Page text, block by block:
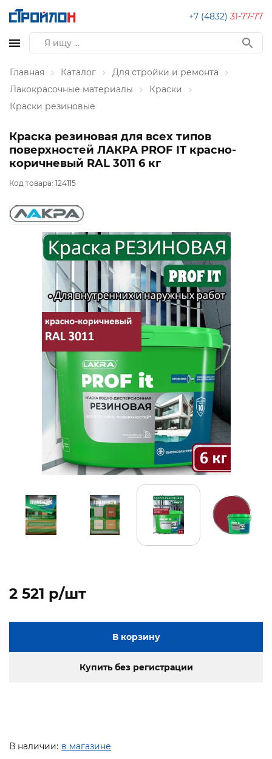
+7 (4832) 31-77-77
Главная Каталог
Для стройки и ремонта
Лакокрасочные материалы
Краски
Краски резиновые
Краска резиновая для всех типов
поверхностей ЛАКРА PROF IT красно-
коричневый RAL 3011 6 кг
Код товара: 124115
2 521 p/шт
В корзину
Купить без регистрации
В наличии: в магазине